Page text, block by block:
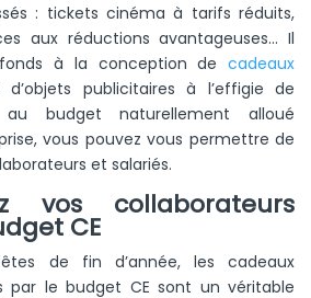
: tickets cinéma à tarifs réduits,
aux réductions avantageuses… Il
à la conception de cadeaux
d’objets publicitaires à l’effigie de
au budget naturellement alloué
vous pouvez vous permettre de
et salariés.
vos collaborateurs
CE
de fin d’année, les cadeaux
par le budget CE sont un véritable